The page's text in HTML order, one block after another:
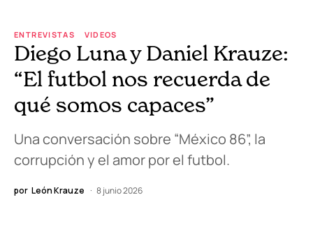
ENTREVISTAS VIDEOS
Diego Luna y Daniel Krauze:
“El futbol nos recuerda de
qué somos capaces”
Una conversación sobre “México 86”, la
corrupción y el amor por el futbol.
por León Krauze 8 junio 2026